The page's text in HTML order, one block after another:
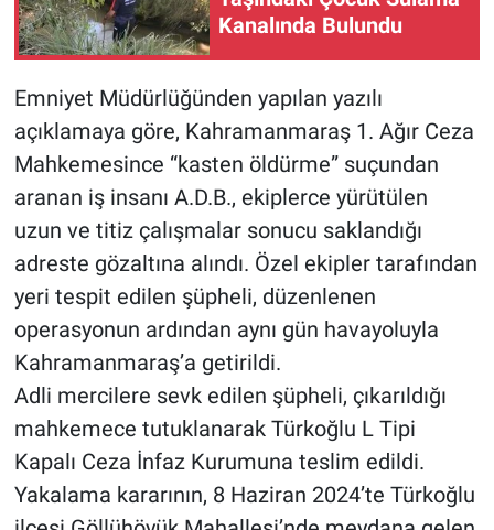
Kanalında Bulundu
Emniyet Müdürlüğünden yapılan yazılı
açıklamaya göre, Kahramanmaraş 1. Ağır Ceza
Mahkemesince “kasten öldürme” suçundan
aranan iş insanı A.D.B., ekiplerce yürütülen
uzun ve titiz çalışmalar sonucu saklandığı
adreste gözaltına alındı. Özel ekipler tarafından
yeri tespit edilen şüpheli, düzenlenen
operasyonun ardından aynı gün havayoluyla
Kahramanmaraş’a getirildi.
Adli mercilere sevk edilen şüpheli, çıkarıldığı
mahkemece tutuklanarak Türkoğlu L Tipi
Kapalı Ceza İnfaz Kurumuna teslim edildi.
Yakalama kararının, 8 Haziran 2024’te Türkoğlu